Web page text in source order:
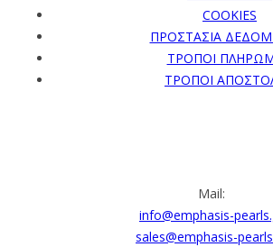
COOKIES
ΠΡΟΣΤΑΣΙΑ
ΤΡΟΠΟΙ
ΤΡΟΠΟΙ
Mail:
info@emphasis-
sales@emphasis-